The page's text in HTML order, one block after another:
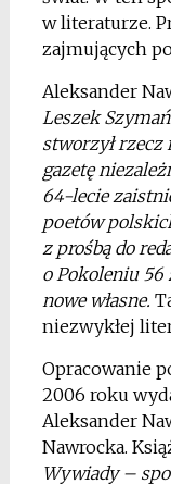
w literaturze.
zajmujących
Aleksander
Leszek
stworzył rzecz
gazetę
64-lecie
poetów
z prośbą do
o Pokoleniu 56
nowe własne.
niezwykłej
Opracowanie
2006 roku
Aleksander
Nawrocka.
Wywiady –